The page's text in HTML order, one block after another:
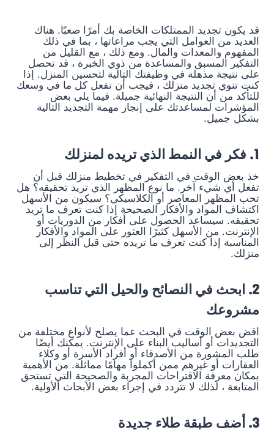
قد يكون تجديد الممتلكات الخاصة بك أمرًا صعبًا. هناك
العديد من العوامل التي يجب مراعاتها ، بما في ذلك
المفهوم والمعدات والمال. ومع ذلك ، مع القليل من
التفكير المسبق والمساعدة من ذوي الخبرة ، قد تحصل
على نتيجة مذهلة في وظيفتك التالية لتحسين المنزل. إذا
كنت تنوي تجديد منزلك ، فيجب أن تفعل كل ما في وسعك
للتأكد من أن النتيجة النهائية جميلة. فيما يلي بعض
المؤشرات لمساعدتك على إنجاز مهمة التجديد التالية
بشكل جميل.
1. فكر في النمط الذي تريده لمنزلك
خذ بعض الوقت في التفكير في تخطيط منزلك قبل أن
تفعل أي شيء آخر. ما نوع المظهر الذي تريد تحقيقه؟ هل
تحب المظهر المعاصر أو الكلاسيكي؟ سيكون من الأسهل
اكتشاف المواد والأفكار الصحيحة إذا كنت تعرف ما تريد
تحقيقه. سيساعد الحصول على أفكار من الدوريات أو
الإنترنت. من الأسهل كثيرًا العثور على المواد والأفكار
المناسبة إذا كنت تعرف ما تريده حتى قبل النظر إلى
منزلك.
2. ابحث في النصائح والحيل التي تناسب
مشروعك
اقض بعض الوقت في البحث عما يصلح لأنواع مختلفة من
التجديدات أو أساليب البناء على الإنترنت. يمكنك أيضًا
طلب المشورة من الأصدقاء أو أفراد الأسرة أو وكلاء
العقارات أو غيرهم ممن أكملوا مهامًا مماثلة. من الأهمية
بمكان معرفة الاقتراحات المجربة والصحيحة التي تستحق
المتابعة ، لذلك لا تتردد في إجراء بعض الأبحاث الأولية.
3. أضف طبقة طلاء جديدة